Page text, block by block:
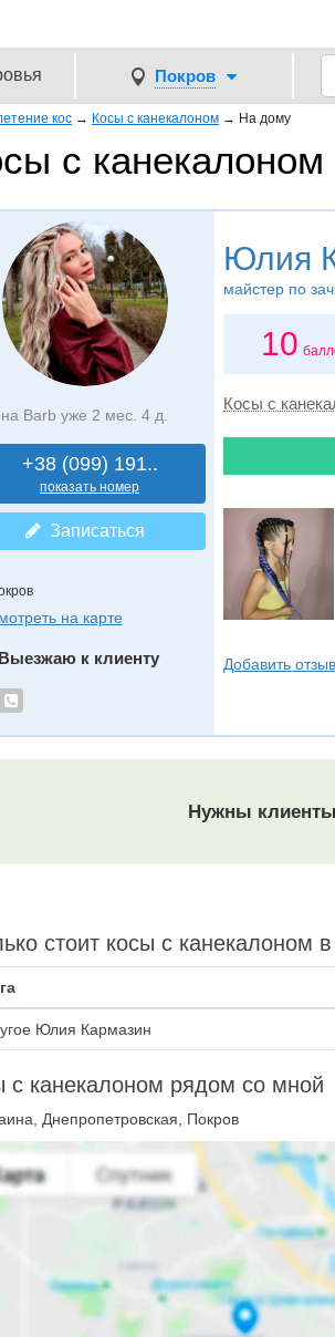
Покров
кос → Косы с канекалоном → На дому
с
на Barb уже 2 мес. 4 д.
+38 (099) 191..
показать номер
Записаться
на карте
к клиенту
Юлия
майстер по
10
Косы с
Добавить отзыв
Нужны
стоит косы с канекалоном
Юлия Кармазин
с канекалоном рядом со мной
Днепропетровская, Покров